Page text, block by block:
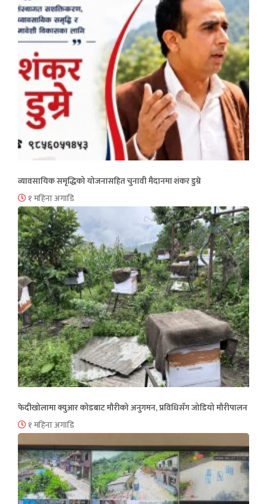
व्यावसायिक समृद्धिको योजनासहित चुनावी मैदानमा शंकर डुम्रे
१ महिना अगाडि
फेदीखोलामा क्युआर कोडबाट मौरीको अनुगमन, प्रविधिसँग जोडियो मौरीपालन
१ महिना अगाडि